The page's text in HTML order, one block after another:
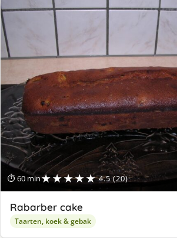
⏱ 60 min★★★★★ 4.5 (20)
Rabarber cake
Taarten, koek & gebak